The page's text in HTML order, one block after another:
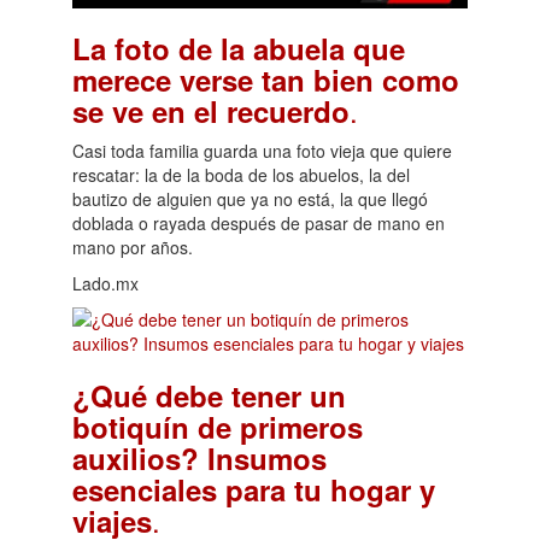
La foto de la abuela que
merece verse tan bien como
se ve en el recuerdo.
Casi toda familia guarda una foto vieja que quiere
rescatar: la de la boda de los abuelos, la del
bautizo de alguien que ya no está, la que llegó
doblada o rayada después de pasar de mano en
mano por años.
Lado.mx
¿Qué debe tener un
botiquín de primeros
auxilios? Insumos
esenciales para tu hogar y
viajes.